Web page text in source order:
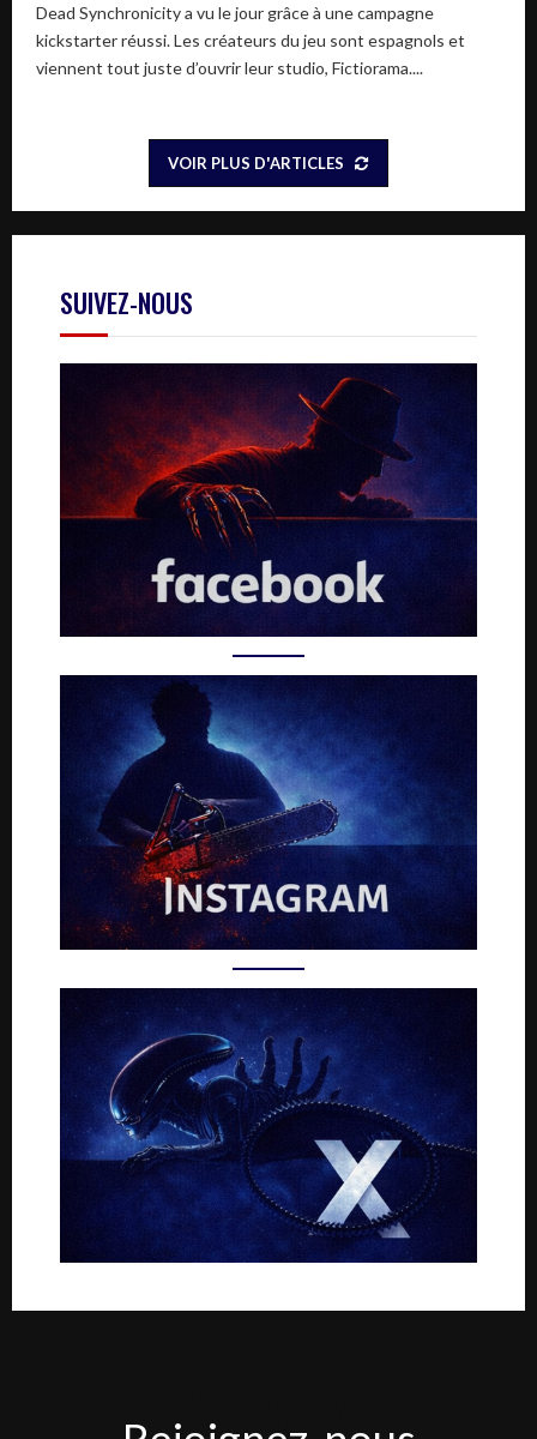
Dead Synchronicity a vu le jour grâce à une campagne
kickstarter réussi. Les créateurs du jeu sont espagnols et
viennent tout juste d’ouvrir leur studio, Fictiorama....
VOIR PLUS D'ARTICLES
SUIVEZ-NOUS